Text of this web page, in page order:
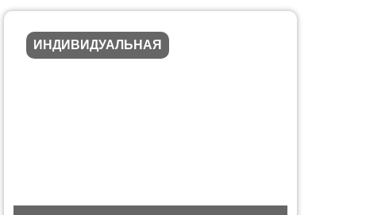
ИНДИВИДУАЛЬНАЯ